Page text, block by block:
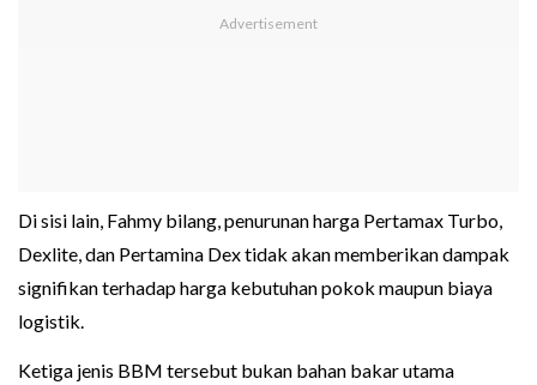
Di sisi lain, Fahmy bilang, penurunan harga Pertamax Turbo,
Dexlite, dan Pertamina Dex tidak akan memberikan dampak
signifikan terhadap harga kebutuhan pokok maupun biaya
logistik.
Ketiga jenis BBM tersebut bukan bahan bakar utama